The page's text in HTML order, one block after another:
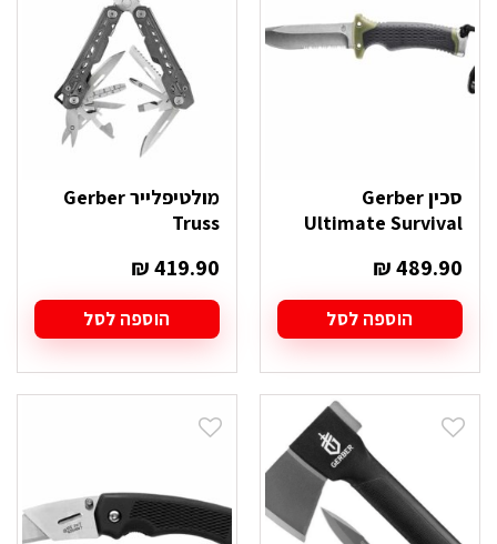
סכין Gerber
Ultimate Survival
₪489.90
הוספה לסל
מולטיפלייר Gerber
Truss
₪419.90
הוספה לסל